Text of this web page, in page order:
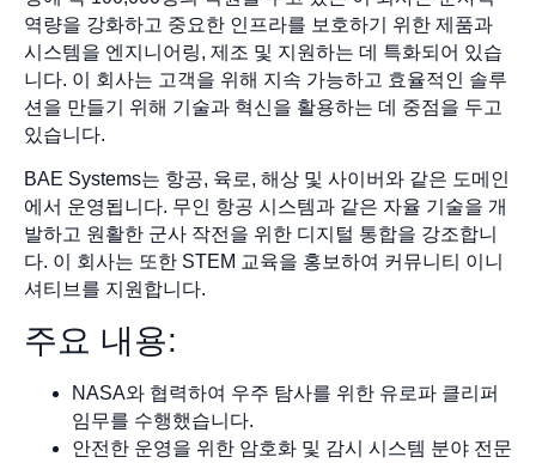
역량을 강화하고 중요한 인프라를 보호하기 위한 제품과
시스템을 엔지니어링, 제조 및 지원하는 데 특화되어 있습
니다. 이 회사는 고객을 위해 지속 가능하고 효율적인 솔루
션을 만들기 위해 기술과 혁신을 활용하는 데 중점을 두고
있습니다.
BAE Systems는 항공, 육로, 해상 및 사이버와 같은 도메인
에서 운영됩니다. 무인 항공 시스템과 같은 자율 기술을 개
발하고 원활한 군사 작전을 위한 디지털 통합을 강조합니
다. 이 회사는 또한 STEM 교육을 홍보하여 커뮤니티 이니
셔티브를 지원합니다.
주요 내용:
NASA와 협력하여 우주 탐사를 위한 유로파 클리퍼
임무를 수행했습니다.
안전한 운영을 위한 암호화 및 감시 시스템 분야 전문